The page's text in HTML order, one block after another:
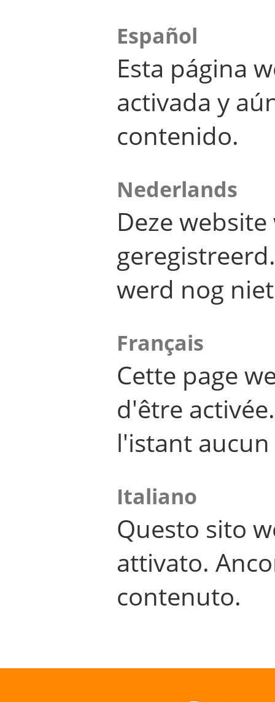
Español
Esta página
activada y
contenido.
Nederlands
Deze
werd nog
Français
Cette page
d'être
l'istant
Italiano
Questo sito
attivato.
contenuto.